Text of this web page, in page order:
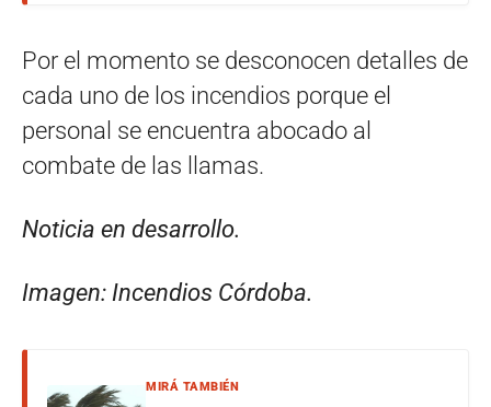
Por el momento se desconocen detalles de
cada uno de los incendios porque el
personal se encuentra abocado al
combate de las llamas.
Noticia en desarrollo.
Imagen: Incendios Córdoba.
MIRÁ TAMBIÉN